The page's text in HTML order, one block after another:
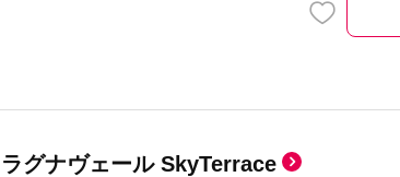
ラグナヴェール SkyTerrace